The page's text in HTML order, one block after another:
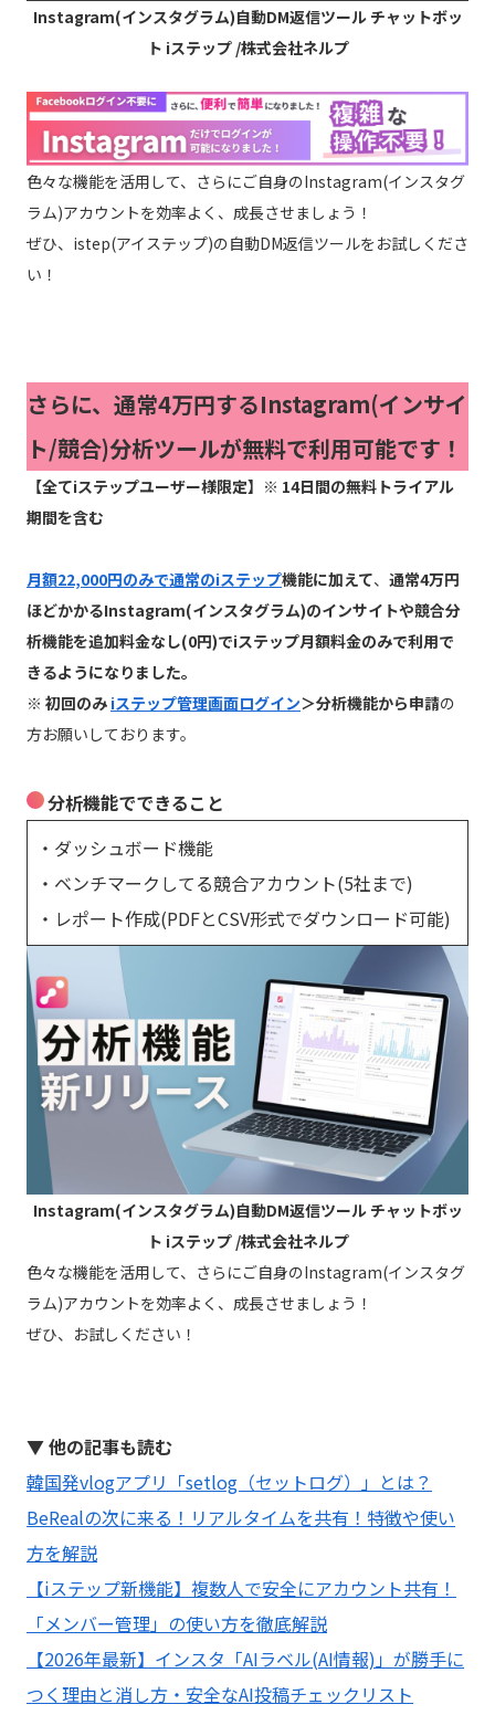
Instagram(インスタグラム)自動DM返信ツール チャットボッ
ト iステップ /株式会社ネルプ
色々な機能を活用して、さらにご自身のInstagram(インスタグ
ラム)アカウントを効率よく、成長させましょう！
ぜひ、istep(アイステップ)の自動DM返信ツールをお試しくださ
い！
さらに、通常4万円するInstagram(インサイ
ト/競合)分析ツールが無料で利用可能です！
【全てiステップユーザー様限定】※ 14日間の無料トライアル
期間を含む
月額22,000円のみで通常のiステップ機能に加えて、 通常4万円
ほどかかるInstagram(インスタグラム)のインサイトや競合分
析機能を追加料金なし(0円)でiステップ月額料金のみで利用で
きるようになりました。
※ 初回のみ iステップ管理画面ログイン＞分析機能から申請の
方お願いしております。
分析機能でできること
・ダッシュボード機能
・ベンチマークしてる競合アカウント(5社まで)
・レポート作成(PDFとCSV形式でダウンロード可能)
Instagram(インスタグラム)自動DM返信ツール チャットボッ
ト iステップ /株式会社ネルプ
色々な機能を活用して、さらにご自身のInstagram(インスタグ
ラム)アカウントを効率よく、成長させましょう！
ぜひ、お試しください！
▼ 他の記事も読む
韓国発vlogアプリ「setlog（セットログ）」とは？
BeRealの次に来る！リアルタイムを共有！特徴や使い
方を解説
【iステップ新機能】複数人で安全にアカウント共有！
「メンバー管理」の使い方を徹底解説
【2026年最新】インスタ「AIラベル(AI情報)」が勝手に
つく理由と消し方・安全なAI投稿チェックリスト